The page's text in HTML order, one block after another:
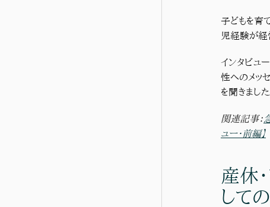
子どもを育
児経験が経
インタビュ
性へのメッ
を聞きました
関連記事：
ュー・前編】
産休
して